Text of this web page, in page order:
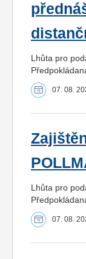
Lhůta pro
07. 08.
Lhůta pro
07. 08.